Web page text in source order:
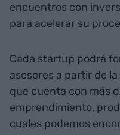
encuentros con
para acelerar su
Cada startup podrá
asesores a partir de
que cuenta con más
emprendimiento,
cuales podemos